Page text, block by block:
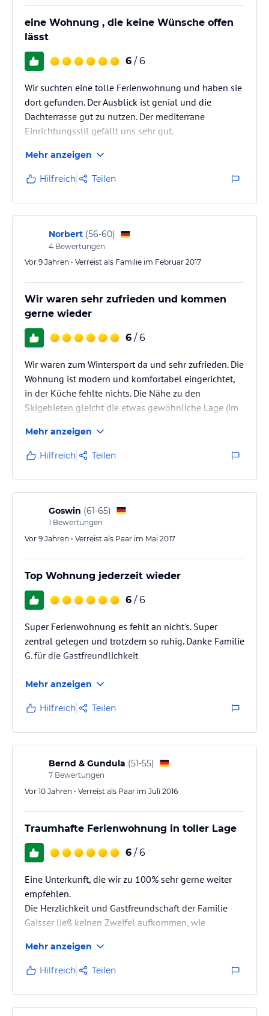
eine Wohnung , die keine Wünsche offen
lässt
6 / 6
Wir suchten eine tolle Ferienwohnung und haben sie
dort gefunden. Der Ausblick ist genial und die
Dachterrasse gut zu nutzen. Der mediterrane
Einrichtungsstil gefällt uns sehr gut.
Mehr anzeigen
Hilfreich Teilen
Norbert (56-60)
4 Bewertungen
Vor 9 Jahren • Verreist als Familie im Februar 2017
Wir waren sehr zufrieden und kommen
gerne wieder
6 / 6
Wir waren zum Wintersport da und sehr zufrieden. Die
Wohnung ist modern und komfortabel eingerichtet,
in der Küche fehlte nichts. Die Nähe zu den
Skigebieten gleicht die etwas gewöhnliche Lage (im
man alles in der Nähe, vom Bäcker bis zum
Supermarkt.
Der Vermieter ist sehr freundlich, hilfsbereit und
entgegen kommend.
Für einen (Winter)Urlaub ein idealer Ausgangspunkt,
um alle attraktiven Skigebiete zu erreichen.
Wir kommen gerne wieder.
Mehr anzeigen
Hilfreich Teilen
Goswin (61-65)
1 Bewertungen
Vor 9 Jahren • Verreist als Paar im Mai 2017
Top Wohnung jederzeit wieder
6 / 6
Super Ferienwohnung es fehlt an nicht's. Super
zentral gelegen und trotzdem so ruhig. Danke Familie
G. für die Gastfreundlichkeit
Mehr anzeigen
Hilfreich Teilen
Bernd & Gundula (51-55)
7 Bewertungen
Vor 10 Jahren • Verreist als Paar im Juli 2016
Traumhafte Ferienwohnung in toller Lage
6 / 6
Eine Unterkunft, die wir zu 100% sehr gerne weiter
empfehlen.
Die Herzlichkeit und Gastfreundschaft der Familie
Gaisser ließ keinen Zweifel aufkommen, wie
Flasche Wein, ein Flasche Wasser sowie Tips für
Unternehmungen und Freizeitgestaltung.
Die Wohnung ist tip top sauber, sehr gepflegt und
gemütlich eingerichtet.
Die Ausstattung läßt keine Wünsche übrig, selbst
Mehr anzeigen
Hilfreich Teilen